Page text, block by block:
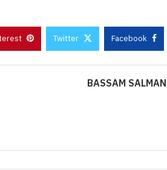
Facebook
Twitter
BASSAM SALMAN